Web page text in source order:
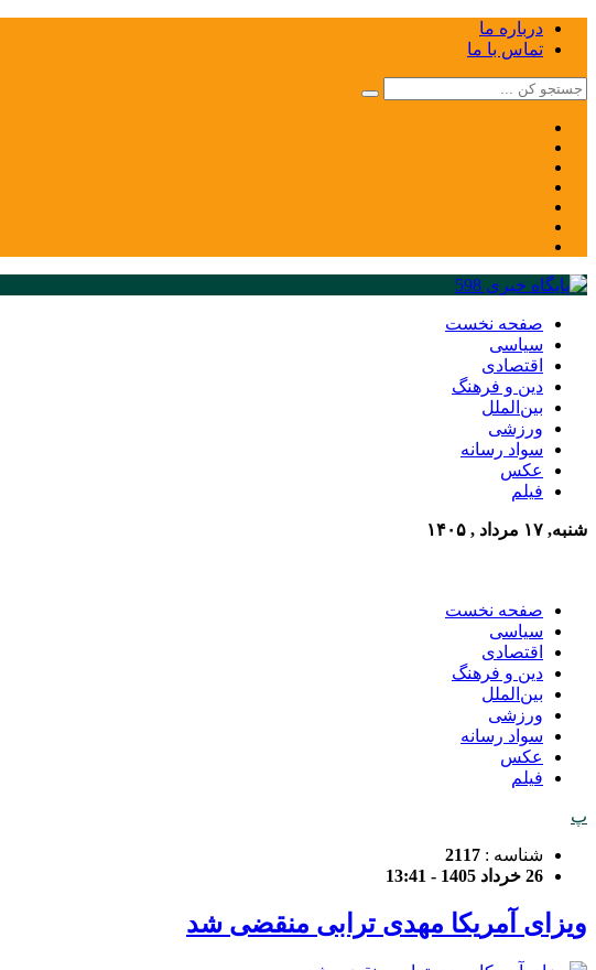
درباره ما
تماس با ما
صفحه نخست
سیاسی
اقتصادی
دین و فرهنگ
بین‌الملل
ورزشی
سواد رسانه
عکس
فیلم
شنبه, ۱۷ مرداد , ۱۴۰۵
صفحه نخست
سیاسی
اقتصادی
دین و فرهنگ
بین‌الملل
ورزشی
سواد رسانه
عکس
فیلم
پ
شناسه : 2117
26 خرداد 1405 - 13:41
ویزای آمریکا مهدی ترابی منقضی شد